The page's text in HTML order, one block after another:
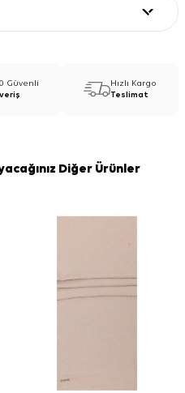
Güvenli
Hızlı Kargo
Teslimat
Diğer Ürünler